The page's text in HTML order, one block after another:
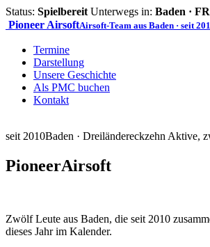
Status: Spielbereit Unterwegs in: Baden ·
Pioneer AirsoftAirsoft-Team aus Baden · seit
Termine
Darstellung
Unsere Geschichte
Als PMC buchen
Kontakt
seit 2010Baden · Dreiländereckzehn Aktive,
PioneerAirsoft
Zwölf Leute aus Baden, die seit 2010
dieses Jahr im Kalender.